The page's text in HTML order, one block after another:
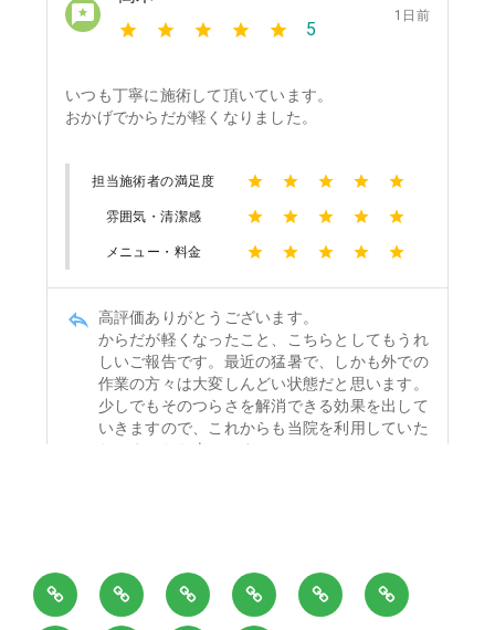
ホ
ー
当
院
施
術
料
金
御
来
お
問